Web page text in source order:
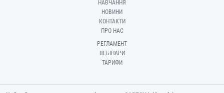
НАВЧАННЯ
НОВИНИ
КОНТАКТИ
ПРО НАС
РЕГЛАМЕНТ
ВЕБІНАРИ
ТАРИФИ